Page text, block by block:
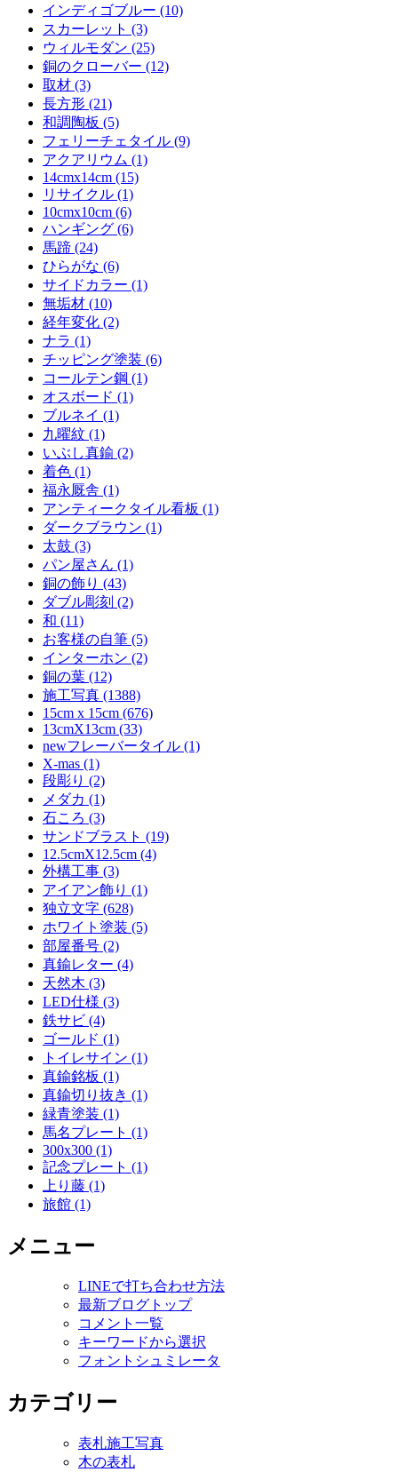
インディゴブルー (10)
スカーレット (3)
ウィルモダン (25)
銅のクローバー (12)
取材 (3)
長方形 (21)
和調陶板 (5)
フェリーチェタイル (9)
アクアリウム (1)
14cmx14cm (15)
リサイクル (1)
10cmx10cm (6)
ハンギング (6)
馬蹄 (24)
ひらがな (6)
サイドカラー (1)
無垢材 (10)
経年変化 (2)
ナラ (1)
チッピング塗装 (6)
コールテン鋼 (1)
オスボード (1)
ブルネイ (1)
九曜紋 (1)
いぶし真鍮 (2)
着色 (1)
福永厩舎 (1)
アンティークタイル看板 (1)
ダークブラウン (1)
太鼓 (3)
パン屋さん (1)
銅の飾り (43)
ダブル彫刻 (2)
和 (11)
お客様の自筆 (5)
インターホン (2)
銅の葉 (12)
施工写真 (1388)
15cm x 15cm (676)
13cmX13cm (33)
newフレーバータイル (1)
X-mas (1)
段彫り (2)
メダカ (1)
石ころ (3)
サンドブラスト (19)
12.5cmX12.5cm (4)
外構工事 (3)
アイアン飾り (1)
独立文字 (628)
ホワイト塗装 (5)
部屋番号 (2)
真鍮レター (4)
天然木 (3)
LED仕様 (3)
鉄サビ (4)
ゴールド (1)
トイレサイン (1)
真鍮銘板 (1)
真鍮切り抜き (1)
緑青塗装 (1)
馬名プレート (1)
300x300 (1)
記念プレート (1)
上り藤 (1)
旅館 (1)
メニュー
LINEで打ち合わせ方法
最新ブログトップ
コメント一覧
キーワードから選択
フォントシュミレータ
カテゴリー
表札施工写真
木の表札